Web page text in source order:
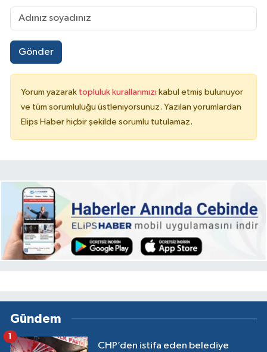
Gönder
Yorum yazarak topluluk kurallarımızı kabul etmiş bulunuyor
ve tüm sorumluluğu üstleniyorsunuz. Yazılan yorumlardan
Elips Haber hiçbir şekilde sorumlu tutulamaz.
Gündem
CHP’den istifa eden belediye
1